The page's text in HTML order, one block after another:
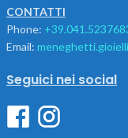
CONTATTI
Phone:
Email:
Seguici nei social